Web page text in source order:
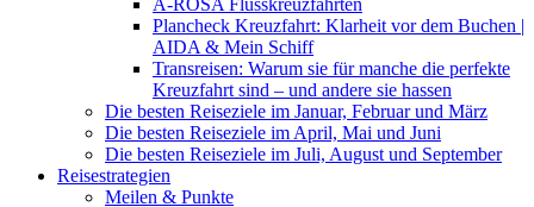
Plancheck Kreuzfahrt: Klarheit vor dem Buchen |
AIDA & Mein Schiff
Transreisen: Warum sie für manche die perfekte
Kreuzfahrt sind – und andere sie hassen
Die besten Reiseziele im Januar, Februar und März
Die besten Reiseziele im April, Mai und Juni
Die besten Reiseziele im Juli, August und September
Reisestrategien
Meilen & Punkte